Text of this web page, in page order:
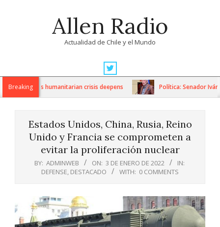
Allen Radio
Actualidad de Chile y el Mundo
Navigation
MenuBreakingas humanitarian crisis deepens Política: Senador Iván
Estados Unidos, China, Rusia, Reino
Unido y Francia se comprometen a
evitar la proliferación nuclear
BY: ADMINWEB ON: 3 DE ENERO DE 2022
IN:
DEFENSE, DESTACADO WITH: 0 COMMENTS